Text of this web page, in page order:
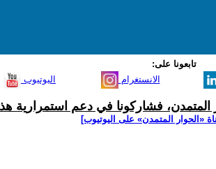
تابعونا على:
اليوتيوب الانستغرام
المتمدن، فشاركونا في دعم استمرارية
‫«الحوار المتمدن» على اليوتيوب]